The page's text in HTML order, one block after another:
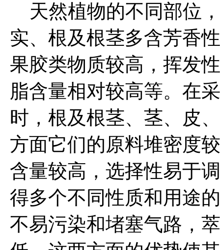
天然植物的不同部位
实、根及根茎多含芳香
果胶类物质较高，挥发
脂含量相对较高等。在
时，根及根茎、茎、皮
方面它们的原料堆密度
含量较高，选择性易于
得多个不同性质和用途
不易污染和堵塞气路，